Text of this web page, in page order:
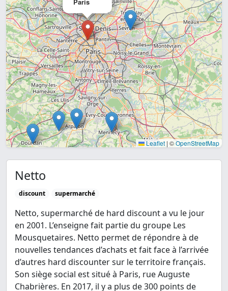
Leaflet | ©OpenStreetMap
Netto
discount supermarché
Netto, supermarché de hard discount a vu le jour
en 2001. L’enseigne fait partie du groupe Les
Mousquetaires. Netto permet de répondre à de
nouvelles tendances d’achats et fait face à l’arrivée
d’autres hard discounter sur le territoire français.
Son siège social est situé à Paris, rue Auguste
Chabrières. En 2017, il y a plus de 300 points de